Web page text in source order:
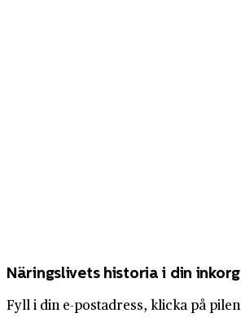
Näringslivets historia i din inkorg
Fyll i din e-postadress, klicka på pilen